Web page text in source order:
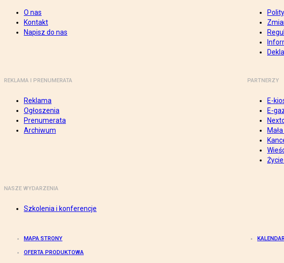
O nas
Kontakt
Napisz do nas
REKLAMA I PRENUMERATA
Reklama
Ogłoszenia
Prenumerata
Archiwum
PARTNERZY
E-
E-
NASZE WYDARZENIA
Szkolenia i konferencje
MAPA STRONY
OFERTA PRODUKTOWA